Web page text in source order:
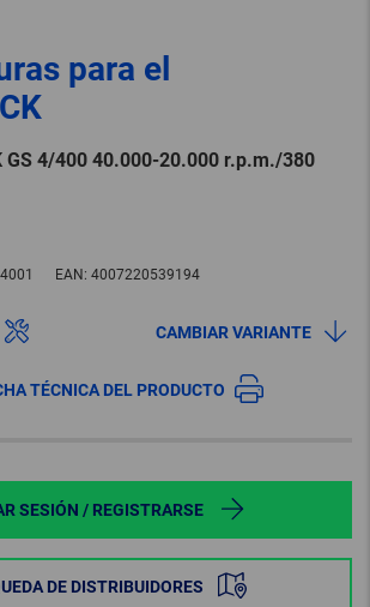
para el
GS 4/400 40.000-20.000 r.p.m./380
EAN: 4007220539194
CAMBIAR VARIANTE
TÉCNICA DEL PRODUCTO
SESIÓN / REGISTRARSE
DE DISTRIBUIDORES